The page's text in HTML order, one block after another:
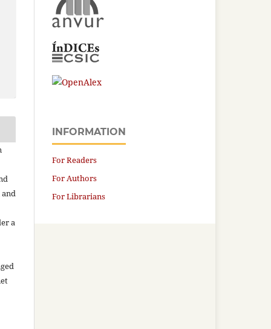
a
INFORMATION
For Readers
For Authors
For Librarians